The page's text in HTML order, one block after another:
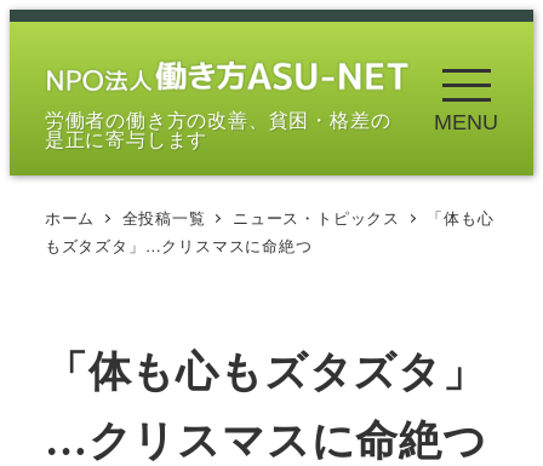
メ
労働者の働き方の改善、貧困・格差の
是正に寄与します
MENU
ホーム 全投稿一覧 ニュース・トピックス
「体も心
もズタズタ」…クリスマスに命絶つ
「体も心もズタズタ」
…クリスマスに命絶つ